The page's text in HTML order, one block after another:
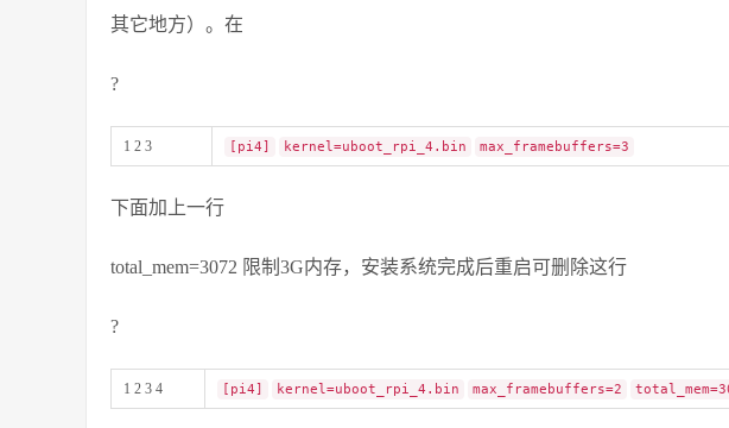
其它地方）。在
?
1 2 3 [pi4] kernel=uboot_rpi_4.bin max_framebuffers=3
下面加上一行
total_mem=3072 限制3G内存，安装系统完成后重启可删除这行
?
1 2 3 4 [pi4] kernel=uboot_rpi_4.bin max_framebuffers=2